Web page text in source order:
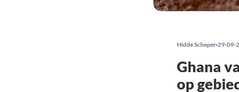
Hidde Scheper 29-09-
Ghana
op